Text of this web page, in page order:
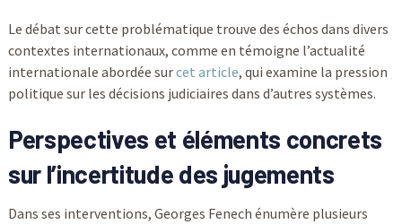
Le débat sur cette problématique trouve des échos dans divers
contextes internationaux, comme en témoigne l’actualité
internationale abordée surcet article, qui examine la pression
politique sur les décisions judiciaires dans d’autres systèmes.
Perspectives et éléments concrets
sur l’incertitude des jugements
Dans ses interventions, Georges Fenech énumère plusieurs